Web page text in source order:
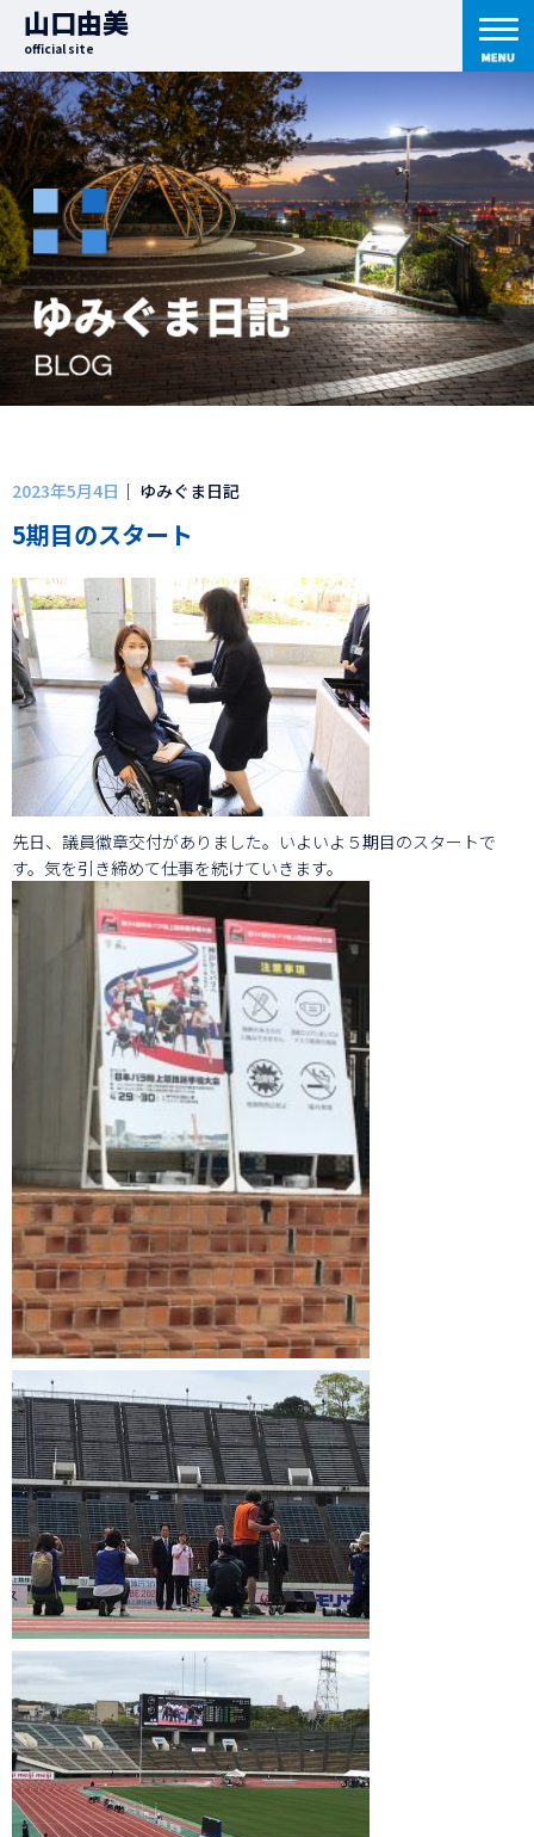
山口由美
official site
2023年5月4日 ｜ ゆみぐま日記
5期目のスタート
先日、議員徽章交付がありました。いよいよ５期目のスタートで
す。気を引き締めて仕事を続けていきます。